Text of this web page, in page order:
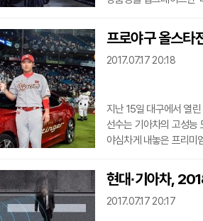
디자인을 추구하는 고객
(armour)이 암시하듯 전
극대화했다.아울러 개성
프로야구 올스타
2017.07.17 20:18
지난 15일 대구에서 열
선수는 기아차의 고성능
야심차게 내놓은 프리미
맹활약한 최정 선수는 “
부상으로 받게 돼 정말
더 좋은 활약으로 팀에
현대∙기아차,
2017.07.17 20:17